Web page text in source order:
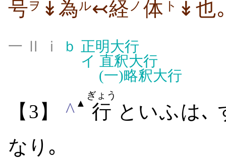
号ヲ ↡為ル↢経 ノ 体 ト ↡ 也
一 Ⅱ ⅰ ｂ 正明大行
イ 直釈大行
(一)略釈大行
【3】 ^ ▲ 行
ぎょう
といふは､
なり｡